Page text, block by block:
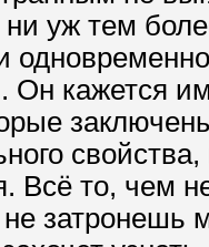
уж тем
Он кажется
Всё то, чем
не